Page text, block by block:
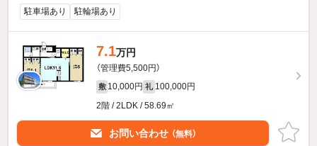
駐車場あり 駐輪場あり
7.1万円
（管理費5,500円）
敷 10,000円 礼 100,000円
2階 / 2LDK / 58.69㎡
お問い合わせ （無料）